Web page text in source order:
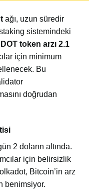
ağı, uzun süredir
sistemindeki
DOT token arzı 2.1
için minimum
Bu
doğrudan
2 doların altında.
için belirsizlik
Bitcoin’in arz
benimsiyor.